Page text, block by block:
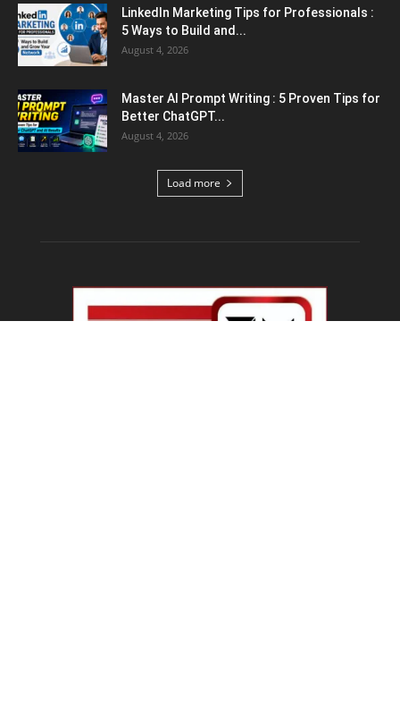
LinkedIn Marketing Tips for Professionals :
5 Ways to Build and...
August 4, 2026
Master AI Prompt Writing : 5 Proven Tips for
Better ChatGPT...
August 4, 2026
Load more